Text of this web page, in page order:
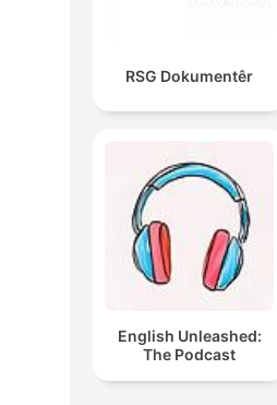
RSG Dokumentêr
English Unleashed:
The Podcast